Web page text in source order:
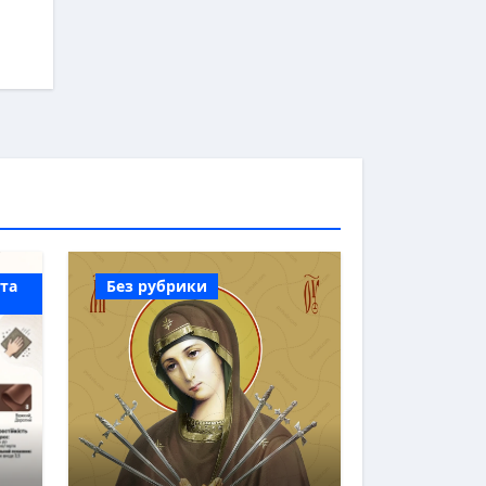
Без рубрики